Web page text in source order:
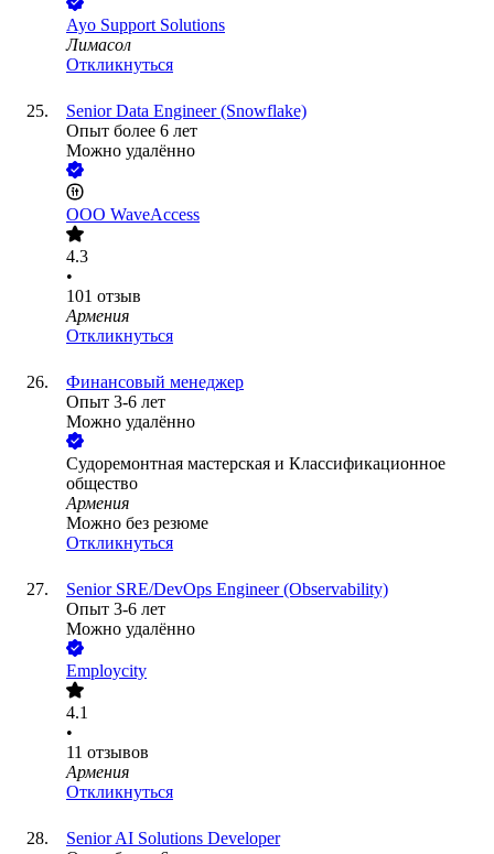
Ayo Support Solutions
Лимасол
Откликнуться
Senior Data Engineer (Snowflake)
Опыт более 6 лет
Можно удалённо
ООО WaveAccess
4.3
•
101 отзыв
Армения
Откликнуться
Финансовый менеджер
Опыт 3-6 лет
Можно удалённо
Cудоремонтная мастерская и Классификационное
общество
Армения
Можно без резюме
Откликнуться
Senior SRE/DevOps Engineer (Observability)
Опыт 3-6 лет
Можно удалённо
Employcity
4.1
•
11 отзывов
Армения
Откликнуться
Senior AI Solutions Developer